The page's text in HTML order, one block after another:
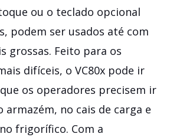
ou o teclado opcional
podem ser usados até com
grossas. Feito para os
difíceis, o VC80x pode ir
os operadores precisem ir
no cais de carga e
frigorífico. Com a